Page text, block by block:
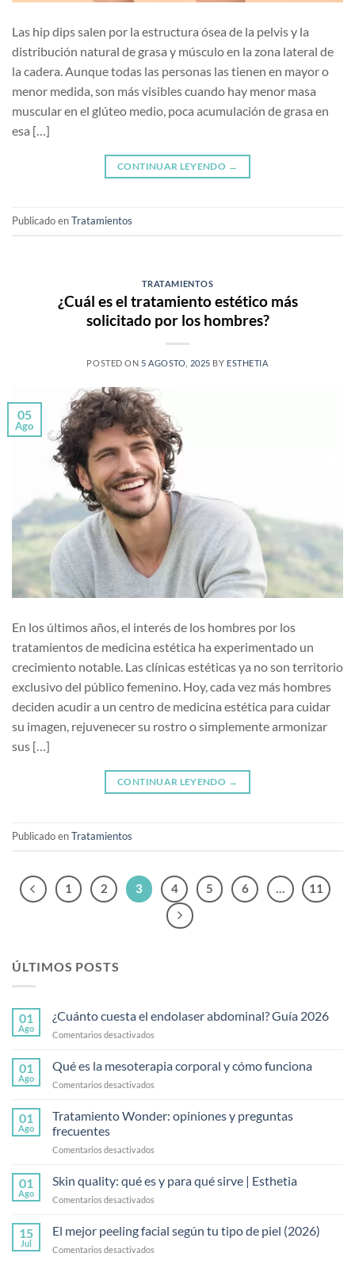
ÚLTIMOS POSTS
01
Ago
¿Cuánto cuesta el endolaser abdominal? Guía 2026
Comentarios desactivados
cuesta
el
endolaser
Guía
01
Ago
Qué es la mesoterapia corporal y cómo funciona
Comentarios desactivados
es
la
corporal
cómo
funciona
01
Ago
Tratamiento Wonder: opiniones y preguntas
frecuentes
Comentarios desactivados
opiniones
y
frecuentes
01
Ago
Skin quality: qué es y para qué sirve | Esthetia
Comentarios desactivados
quality:
qué
es
15
Jul
El mejor peeling facial según tu tipo de piel (2026)
Comentarios desactivados
Las hip dips salen por la estructura ósea de la pelvis y la
distribución natural de grasa y músculo en la zona lateral de
la cadera. Aunque todas las personas las tienen en mayor o
menor medida, son más visibles cuando hay menor masa
muscular en el glúteo medio, poca acumulación de grasa en
esa […]
CONTINUAR LEYENDO →
Publicado enTratamientos
TRATAMIENTOS
¿Cuál es el tratamiento estético más
solicitado por los hombres?
POSTED ON 5 AGOSTO, 2025 BY ESTHETIA
05
Ago
En los últimos años, el interés de los hombres por los
tratamientos de medicina estética ha experimentado un
crecimiento notable. Las clínicas estéticas ya no son territorio
exclusivo del público femenino. Hoy, cada vez más hombres
deciden acudir a un centro de medicina estética para cuidar
su imagen, rejuvenecer su rostro o simplemente armonizar
sus […]
CONTINUAR LEYENDO →
Publicado enTratamientos
1 2 3 4 5 6 … 11